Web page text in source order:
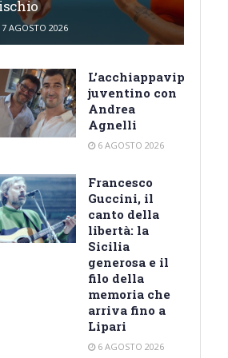
7 AGOSTO 2026
L’acchiappavip
juventino con
Andrea
Agnelli
6 AGOSTO 2026
Francesco
Guccini, il
canto della
libertà: la
Sicilia
generosa e il
filo della
memoria che
arriva fino a
Lipari
6 AGOSTO 2026